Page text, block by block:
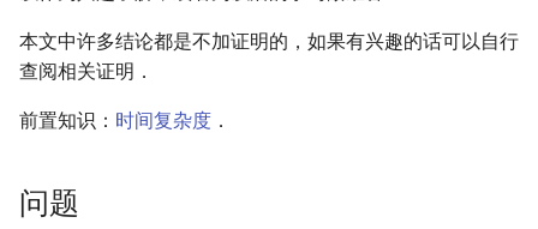
索
OI Wiki 不是什么
F.A.Q.
学习路线 常见技巧
出题
Atom
CCR Plus
命令行
WSL (Windows 10)
Validator
运算
bitset
C++ 进阶 重载运算符
Python 速成
模拟
排序
插入排序
双向搜索
迭代加深搜索
背包 DP
树形 DP
四边形不等式优化
字符串匹配
前缀函数与 KMP 算法
格雷码
位操作
快速幂
最大公约数
快速数论变换
斐波那契数列
矩阵
域论
随机变量的数字特征
非公平组合游戏
牛顿迭代法
链表
堆
左偏树
树分块
猫树
WBLT
可持久化平衡树
树状数组套权值线段树
Top Tree
DFS（图论） 树的重心
有向无环图
同余最短路
圆方树
费用流
一般图最大匹配
距离
凸包
莫队算法 树上莫队
模拟退火
功能性问题
非确定性图灵机
线段树与离线询问
本文中许多结论都是不加证明的，如果有兴趣的话可以自行
查阅相关证明．
前置知识： 时间复杂度 ．
问题